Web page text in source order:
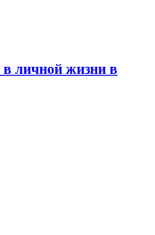
в личной жизни в